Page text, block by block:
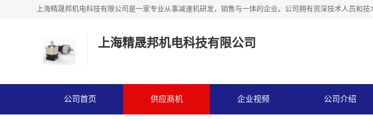
上海精晟邦机电科技有限公司
公司首页 供应商机 企业视频 公司介绍